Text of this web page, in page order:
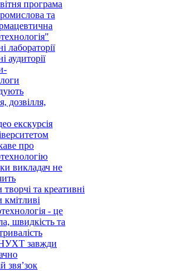
програма
та
лабораторії
аудиторії
дозвілля,
екскурсія
про
викладач не
та креативні
- це
швидкість та
завжди
звя’зок